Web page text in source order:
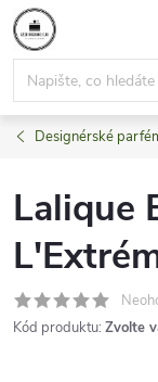
Přejít
na
obsah
Designérské
Lalique
Kód produktu: Zvolte